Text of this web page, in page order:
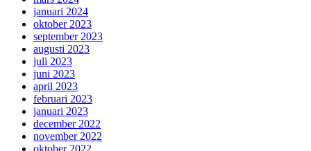
januari 2024
oktober 2023
september 2023
augusti 2023
juli 2023
juni 2023
april 2023
februari 2023
januari 2023
december 2022
november 2022
oktober 2022